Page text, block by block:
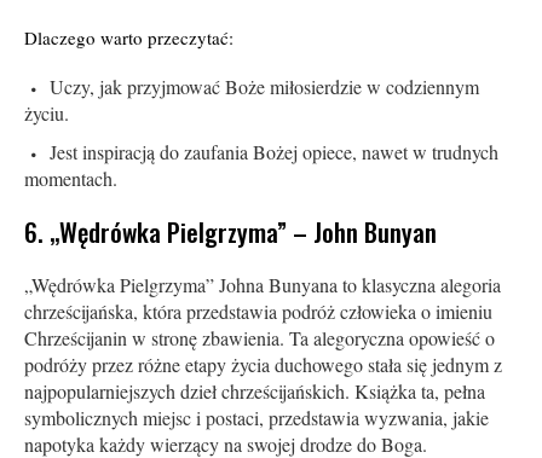
Dlaczego warto przeczytać:
Uczy, jak przyjmować Boże miłosierdzie w codziennym
życiu.
Jest inspiracją do zaufania Bożej opiece, nawet w trudnych
momentach.
6. „Wędrówka Pielgrzyma” – John Bunyan
„Wędrówka Pielgrzyma” Johna Bunyana to klasyczna alegoria
chrześcijańska, która przedstawia podróż człowieka o imieniu
Chrześcijanin w stronę zbawienia. Ta alegoryczna opowieść o
podróży przez różne etapy życia duchowego stała się jednym z
najpopularniejszych dzieł chrześcijańskich. Książka ta, pełna
symbolicznych miejsc i postaci, przedstawia wyzwania, jakie
napotyka każdy wierzący na swojej drodze do Boga.